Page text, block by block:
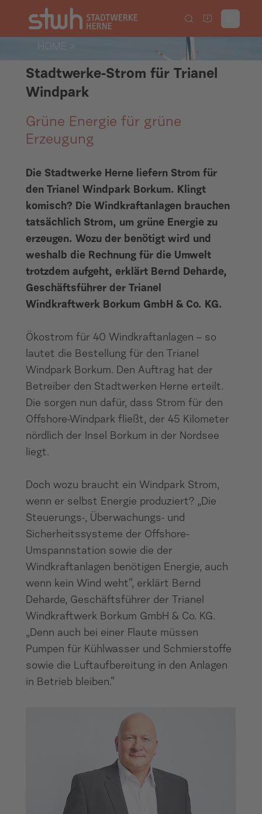
HOME >
Stadtwerke-Strom für Trianel
Windpark
Grüne Energie für grüne
Erzeugung
Die Stadtwerke Herne liefern Strom für
den Trianel Windpark Borkum. Klingt
komisch? Die Windkraftanlagen brauchen
tatsächlich Strom, um grüne Energie zu
erzeugen. Wozu der benötigt wird und
weshalb die Rechnung für die Umwelt
trotzdem aufgeht, erklärt Bernd Deharde,
Geschäftsführer der Trianel
Windkraftwerk Borkum GmbH & Co. KG.
Ökostrom für 40 Windkraftanlagen – so
lautet die Bestellung für den Trianel
Windpark Borkum. Den Auftrag hat der
Betreiber den Stadtwerken Herne erteilt.
Die sorgen nun dafür, dass Strom für den
Offshore-Windpark fließt, der 45 Kilometer
nördlich der Insel Borkum in der Nordsee
liegt.
Doch wozu braucht ein Windpark Strom,
wenn er selbst Energie produziert? „Die
Steuerungs-, Überwachungs- und
Sicherheitssysteme der Offshore-
Umspannstation sowie die der
Windkraftanlagen benötigen Energie, auch
wenn kein Wind weht“, erklärt Bernd
Deharde, Geschäftsführer der Trianel
Windkraftwerk Borkum GmbH & Co. KG.
„Denn auch bei einer Flaute müssen
Pumpen für Kühlwasser und Schmierstoffe
sowie die Luftaufbereitung in den Anlagen
in Betrieb bleiben.“